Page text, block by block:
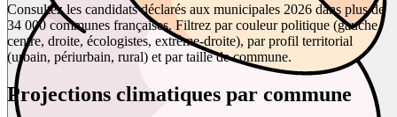
Consultez les candidats déclarés aux municipales 2026 dans plus de
34 000 communes françaises. Filtrez par couleur politique (gauche,
centre, droite, écologistes, extrême-droite), par profil territorial
(urbain, périurbain, rural) et par taille de commune.
Projections climatiques par commune